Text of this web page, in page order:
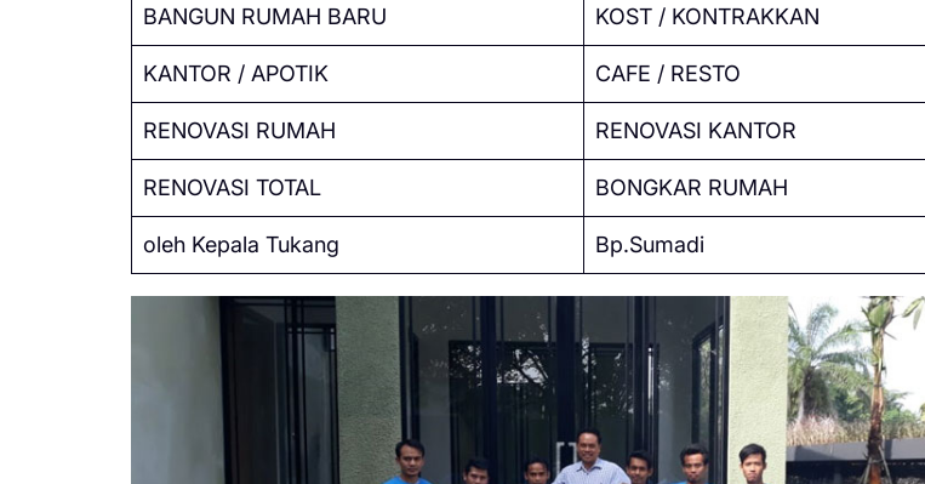
BANGUN RUMAH BARU KOST / KONTRAKKAN
KANTOR / APOTIK CAFE / RESTO
RENOVASI RUMAH RENOVASI KANTOR
RENOVASI TOTAL BONGKAR RUMAH
oleh Kepala Tukang Bp.Sumadi